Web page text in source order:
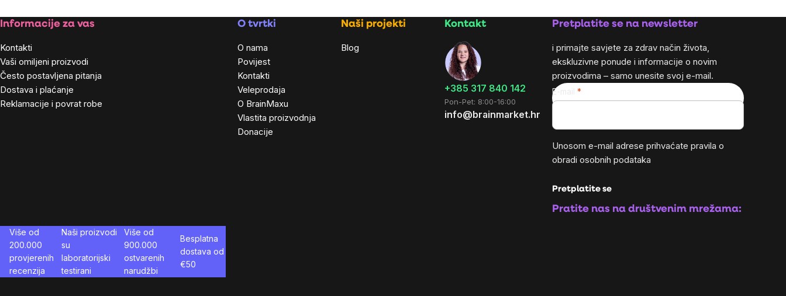
Footer
Informacije za vas
Kontakti
Vaši omiljeni proizvodi
Često postavljena pitanja
Dostava i plaćanje
Reklamacije i povrat robe
O tvrtki
O nama
Povijest
Kontakti
Veleprodaja
O BrainMaxu
Vlastita proizvodnja
Donacije
Naši projekti
Blog
Kontakt
+385 317 840 142
Pon-Pet: 8:00-16:00
info@brainmarket.hr
Pretplatite se na newsletter
i primajte savjete za zdrav način života,
ekskluzivne ponude i informacije o novim
proizvodima – samo unesite svoj e-mail.
E-mail
Unosom e-mail adrese prihvaćate pravila o
obradi osobnih podataka
Pretplatite se
Pratite nas na društvenim mrežama:
Više od
200.000
provjerenih
recenzija
Naši proizvodi
su
laboratorijski
testirani
Više od
900.000
ostvarenih
narudžbi
Besplatna
dostava od
€50